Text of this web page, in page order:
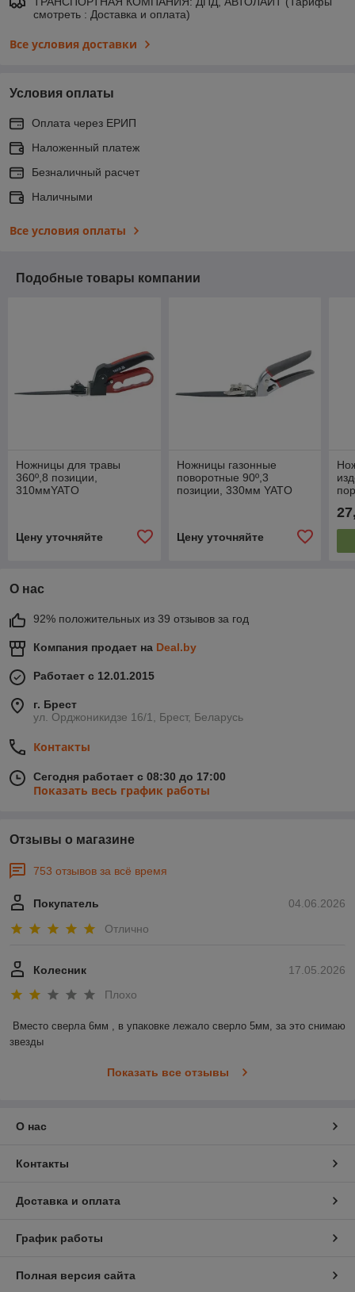
смотреть : Доставка и оплата)
Все условия доставки
Условия оплаты
Оплата через ЕРИП
Наложенный платеж
Безналичный расчет
Наличными
Все условия оплаты
Подобные товары компании
Ножницы для травы
360º,8 позиции,
310ммYATO
Цену уточняйте
Ножницы газонные
поворотные 90º,3
позиции, 330мм YATO
Цену уточняйте
О нас
92% положительных из 39 отзывов за год
Компания продает на Deal.by
Работает с 12.01.2015
г. Брест
ул. Орджоникидзе 16/1, Брест, Беларусь
Контакты
Сегодня работает с 08:30 до 17:00
Показать весь график работы
Отзывы о магазине
753 отзывов за всё время
04.06.2026
Покупатель
Отлично
17.05.2026
Колесник
Плохо
Вместо сверла 6мм , в упаковке лежало сверло 5мм, за это снимаю
звезды
Показать все отзывы
О нас
Контакты
Доставка и оплата
График работы
Полная версия сайта